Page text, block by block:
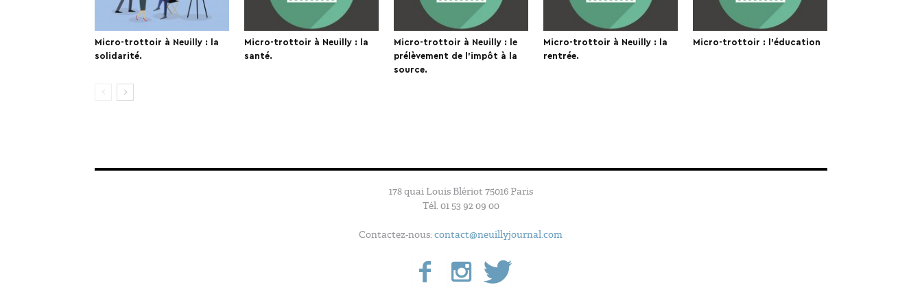
Micro-trottoir à Neuilly : la
solidarité.
Micro-trottoir à Neuilly : la
santé.
Micro-trottoir à Neuilly : le
prélèvement de l’impôt à la
source.
Micro-trottoir à Neuilly : la
rentrée.
Micro-trottoir : l’éducation
178 quai Louis Blériot 75016 Paris
Tél. 01 53 92 09 00
Contactez-nous:contact@neuillyjournal.com